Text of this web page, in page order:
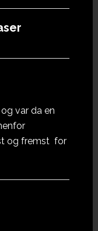
var da en
og fremst for